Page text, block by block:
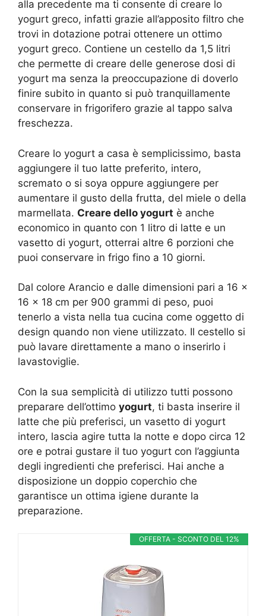
alla precedente ma ti consente di creare lo
yogurt greco, infatti grazie all’apposito filtro che
trovi in dotazione potrai ottenere un ottimo
yogurt greco. Contiene un cestello da 1,5 litri
che permette di creare delle generose dosi di
yogurt ma senza la preoccupazione di doverlo
finire subito in quanto si può tranquillamente
conservare in frigorifero grazie al tappo salva
freschezza.
Creare lo yogurt a casa è semplicissimo, basta
aggiungere il tuo latte preferito, intero,
scremato o si soya oppure aggiungere per
aumentare il gusto della frutta, del miele o della
marmellata. Creare dello yogurt è anche
economico in quanto con 1 litro di latte e un
vasetto di yogurt, otterrai altre 6 porzioni che
puoi conservare in frigo fino a 10 giorni.
Dal colore Arancio e dalle dimensioni pari a 16 x
16 x 18 cm per 900 grammi di peso, puoi
tenerlo a vista nella tua cucina come oggetto di
design quando non viene utilizzato. Il cestello si
può lavare direttamente a mano o inserirlo i
lavastoviglie.
Con la sua semplicità di utilizzo tutti possono
preparare dell’ottimo yogurt, ti basta inserire il
latte che più preferisci, un vasetto di yogurt
intero, lascia agire tutta la notte e dopo circa 12
ore e potrai gustare il tuo yogurt con l’aggiunta
degli ingredienti che preferisci. Hai anche a
disposizione un doppio coperchio che
garantisce un ottima igiene durante la
preparazione.
OFFERTA - SCONTO DEL 12%